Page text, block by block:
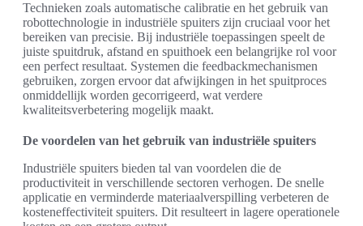
Technieken zoals automatische calibratie en het gebruik van
robottechnologie in industriële spuiters zijn cruciaal voor het
bereiken van precisie. Bij industriële toepassingen speelt de
juiste spuitdruk, afstand en spuithoek een belangrijke rol voor
een perfect resultaat. Systemen die feedbackmechanismen
gebruiken, zorgen ervoor dat afwijkingen in het spuitproces
onmiddellijk worden gecorrigeerd, wat verdere
kwaliteitsverbetering mogelijk maakt.
De voordelen van het gebruik van industriële spuiters
Industriële spuiters bieden tal van voordelen die de
productiviteit in verschillende sectoren verhogen. De snelle
applicatie en verminderde materiaalverspilling verbeteren de
kosteneffectiviteit spuiters. Dit resulteert in lagere operationele